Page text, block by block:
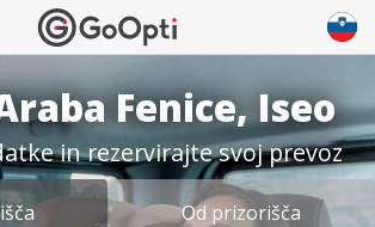
Fenice, Iseo
in rezervirajte svoj prevoz
Od prizorišča